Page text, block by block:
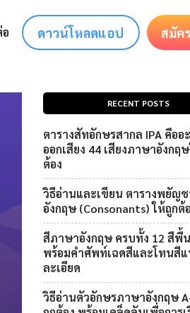
ดาวน์โหลดแอป สมัค
RECENT POSTS
ตารางสัทอักษรสากล IPA คืออ
ออกเสียง 44 เสียงภาษาอังกฤ
ต้อง
วิธีอ่านและเขียน ตารางพยัญ
อังกฤษ (Consonants) ให้ถูกต้
สีภาษาอังกฤษ ครบทั้ง 12 สีพื้
พร้อมคำศัพท์เฉดสีและโทนสี
ละเอียด
วิธีอ่านตัวอักษรภาษาอังกฤษ